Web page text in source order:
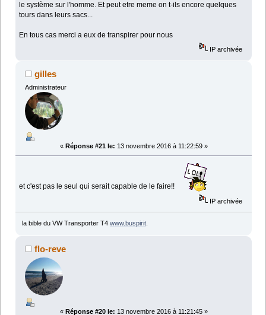
le système sur l'homme. Et peut etre meme on t-ils encore quelques
tours dans leurs sacs...
En tous cas merci a eux de transpirer pour nous
IP archivée
gilles
Administrateur
« Réponse #21 le: 13 novembre 2016 à 11:22:59 »
et c'est pas le seul qui serait capable de le faire!!
IP archivée
la bible du VW Transporter T4 www.buspirit.
flo-reve
« Réponse #20 le: 13 novembre 2016 à 11:21:45 »